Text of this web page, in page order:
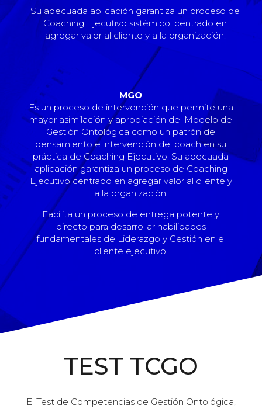
Su adecuada aplicación garantiza un proceso de
Coaching Ejecutivo sistémico, centrado en
agregar valor al cliente y a la organización.
MGO
Es un proceso de intervención que permite una
mayor asimilación y apropiación del Modelo de
Gestión Ontológica como un patrón de
pensamiento e intervención del coach en su
práctica de Coaching Ejecutivo. Su adecuada
aplicación garantiza un proceso de Coaching
Ejecutivo centrado en agregar valor al cliente y
a la organización.
Facilita un proceso de entrega potente y
directo para desarrollar habilidades
fundamentales de Liderazgo y Gestión en el
cliente ejecutivo.
TEST TCGO
El Test de Competencias de Gestión Ontológica,